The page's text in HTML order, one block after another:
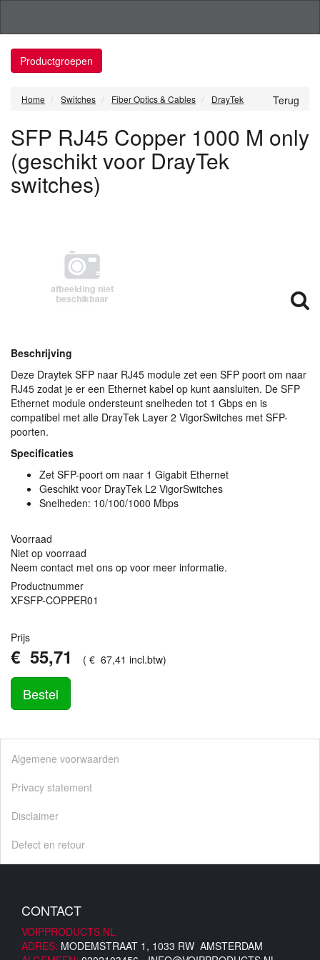
Productgroepen
Terug
Home Switches Fiber Optics & Cables DrayTek
SFP RJ45 Copper 1000 M only
(geschikt voor DrayTek
switches)
Beschrijving
Deze Draytek SFP naar RJ45 module zet een SFP poort om naar
RJ45 zodat je er een Ethernet kabel op kunt aansluiten. De SFP
Ethernet module ondersteunt snelheden tot 1 Gbps en is
compatibel met alle DrayTek Layer 2 VigorSwitches met SFP-
poorten.
Specificaties
Zet SFP-poort om naar 1 Gigabit Ethernet
Geschikt voor DrayTek L2 VigorSwitches
Snelheden: 10/100/1000 Mbps
Voorraad
Niet op voorraad
Neem contact met ons op voor meer informatie.
Productnummer
XFSFP-COPPER01
Prijs
€ 55,71 ( € 67,41 incl.btw)
Bestel
Algemene voorwaarden
Privacy statement
Disclaimer
Defect en retour
CONTACT
VOIPPRODUCTS.NL
ADRES: MODEMSTRAAT 1, 1033 RW AMSTERDAM